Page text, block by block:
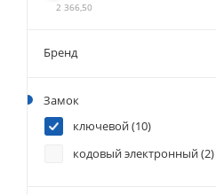
2 366,50
Бренд
Замок
ключевой (10)
кодовый электронный (2)